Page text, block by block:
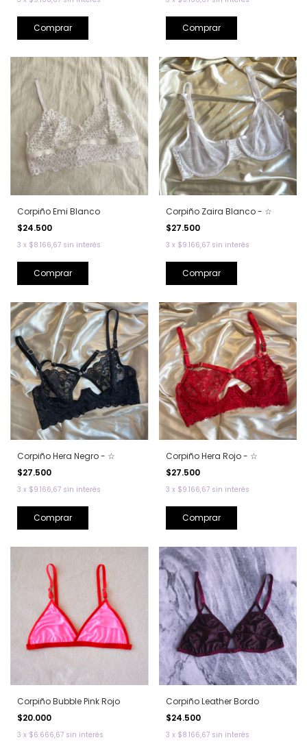
Comprar Comprar
Corpiño Emi Blanco
$24.500
3 x $8.166,67 sin interés
Comprar
Corpiño Zaira Blanco - ☆
$27.500
3 x $9.166,67 sin interés
Comprar
Corpiño Hera Negro - ☆
$27.500
3 x $9.166,67 sin interés
Comprar
Corpiño Hera Rojo - ☆
$27.500
3 x $9.166,67 sin interés
Comprar
Corpiño Bubble Pink Rojo
$20.000
3 x $6.666,67 sin interés
Corpiño Leather Bordo
$24.500
3 x $8.166,67 sin interés